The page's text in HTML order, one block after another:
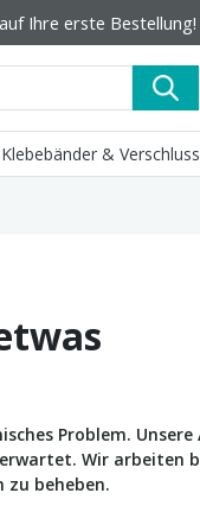
Ihre erste Bestellung!
Klebebänder &
Problem. Unsere
Wir arbeiten
zu beheben.